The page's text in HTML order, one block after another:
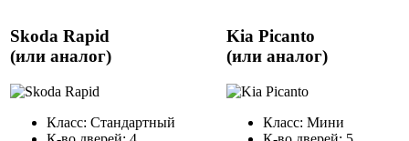
Skoda Rapid
(или аналог)
Класс: Стандартный
Kia Picanto
(или аналог)
Класс: Мини